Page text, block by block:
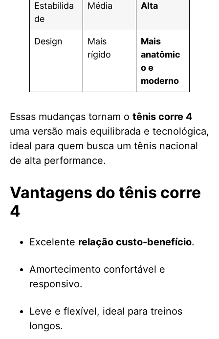
Estabilida
de
Média Alta
Design
Mais
rígido
Mais
anatômic
o e
moderno
Essas mudanças tornam o tênis corre 4
uma versão mais equilibrada e tecnológica,
ideal para quem busca um tênis nacional
de alta performance.
Vantagens do tênis corre
4
Excelente relação custo-benefício.
Amortecimento confortável e
responsivo.
Leve e flexível, ideal para treinos
longos.